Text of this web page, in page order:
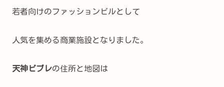
若者向けのファッションビルとして
人気を集める商業施設となりました。
天神ビブレの住所と地図は